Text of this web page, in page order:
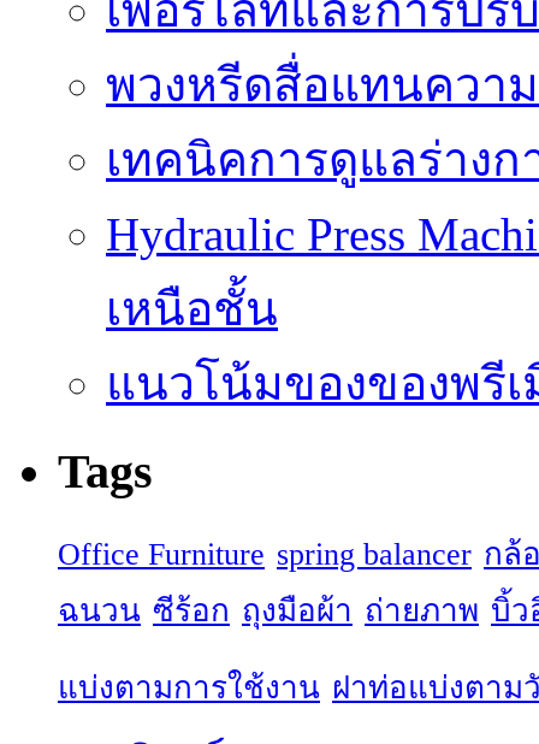
พวงหรีดสื่อแทนควา
เทคนิคการดูแลร่างก
Hydraulic Press
เหนือชั้น
แนวโน้มของของพรี
Tags
Office Furniture spring balancer กล้
ฉนวน ซีร้อก ถุงมือผ้า ถ่ายภาพ บิ้ว
แบ่งตามการใช้งาน ฝาท่อแบ่งตาม